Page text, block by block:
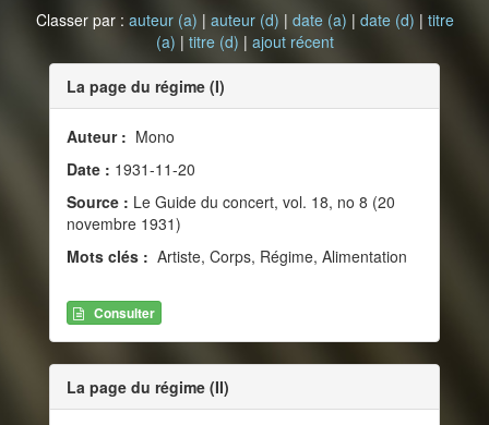
Classer par : auteur (a) | auteur (d) | date (a) | date (d) | titre
(a) | titre (d) | ajout récent
La page du régime (I)
Auteur : Mono
Date : 1931-11-20
Source : Le Guide du concert, vol. 18, no 8 (20
novembre 1931)
Mots clés : Artiste, Corps, Régime, Alimentation
Consulter
La page du régime (II)